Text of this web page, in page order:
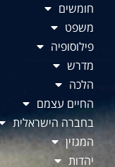
חומשים
משפט
פילוסופיה
מדרש
הלכה
החיים עצמם
בחברה הישראלית
המגזין
יהדות